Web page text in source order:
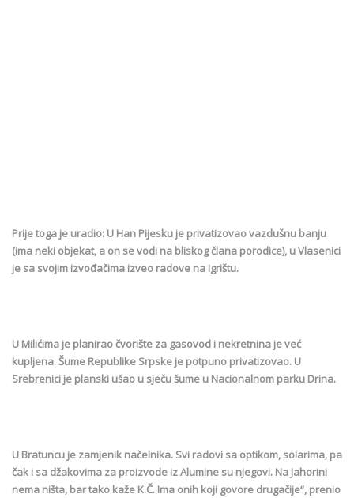
Prije toga je uradio: U Han Pijesku je privatizovao vazdušnu banju
(ima neki objekat, a on se vodi na bliskog člana porodice), u Vlasenici
je sa svojim izvođačima izveo radove na Igrištu.
U Milićima je planirao čvorište za gasovod i nekretnina je već
kupljena. Šume Republike Srpske je potpuno privatizovao. U
Srebrenici je planski ušao u sječu šume u Nacionalnom parku Drina.
U Bratuncu je zamjenik načelnika. Svi radovi sa optikom, solarima, pa
čak i sa džakovima za proizvode iz Alumine su njegovi. Na Jahorini
nema ništa, bar tako kaže K.Č. Ima onih koji govore drugačije“, prenio